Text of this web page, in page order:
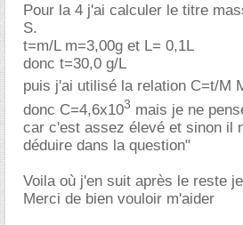
Pour la 4 j'ai calculer le titre
S.
t=m/L m=3,00g et L= 0,1L
donc t=30,0 g/L
puis j'ai utilisé la relation C=t/M
donc C=4,6x103 mais je ne
car c'est assez élevé et sinon il
déduire dans la question"
Voila où j'en suit après le reste
Merci de bien vouloir m'aider